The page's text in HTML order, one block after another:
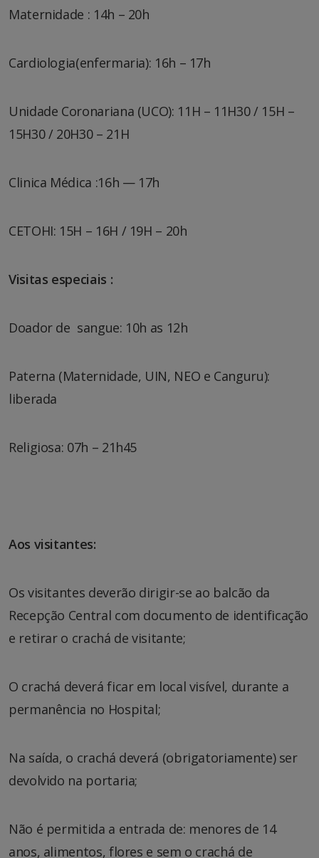
Maternidade : 14h – 20h
Cardiologia(enfermaria): 16h – 17h
Unidade Coronariana (UCO): 11H – 11H30 / 15H –
15H30 / 20H30 – 21H
Clinica Médica :16h — 17h
CETOHI: 15H – 16H / 19H – 20h
Visitas especiais :
Doador de sangue: 10h as 12h
Paterna (Maternidade, UIN, NEO e Canguru):
liberada
Religiosa: 07h – 21h45
Aos visitantes:
Os visitantes deverão dirigir-se ao balcão da
Recepção Central com documento de identificação
e retirar o crachá de visitante;
O crachá deverá ficar em local visível, durante a
permanência no Hospital;
Na saída, o crachá deverá (obrigatoriamente) ser
devolvido na portaria;
Não é permitida a entrada de: menores de 14
anos, alimentos, flores e sem o crachá de